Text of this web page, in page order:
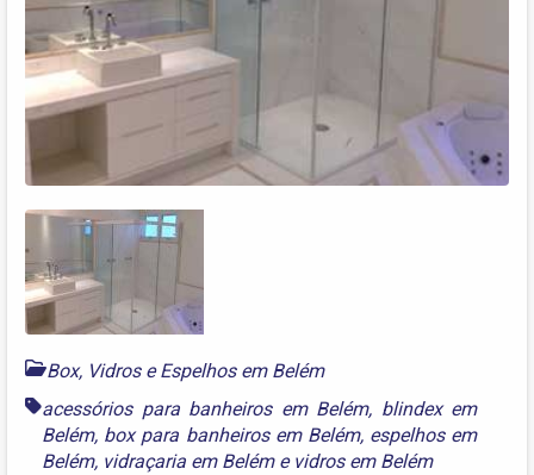
Box, Vidros e Espelhos em Belém
acessórios para banheiros em Belém, blindex em
Belém, box para banheiros em Belém, espelhos em
Belém, vidraçaria em Beléme vidros em Belém